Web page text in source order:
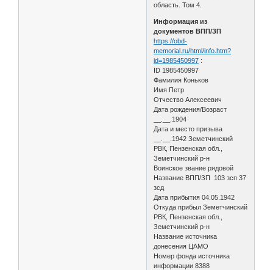
область. Том 4.
Информация из
документов ВПП/ЗП
https://obd-
memorial.ru/html/info.htm?
id=1985450997 :
ID 1985450997
Фамилия Коньков
Имя Петр
Отчество Алексеевич
Дата рождения/Возраст
__.__.1904
Дата и место призыва
__.__.1942 Земетчинский
РВК, Пензенская обл.,
Земетчинский р-н
Воинское звание рядовой
Название ВПП/ЗП 103 зсп 37
зсд
Дата прибытия 04.05.1942
Откуда прибыл Земетчинский
РВК, Пензенская обл.,
Земетчинский р-н
Название источника
донесения ЦАМО
Номер фонда источника
информации 8388